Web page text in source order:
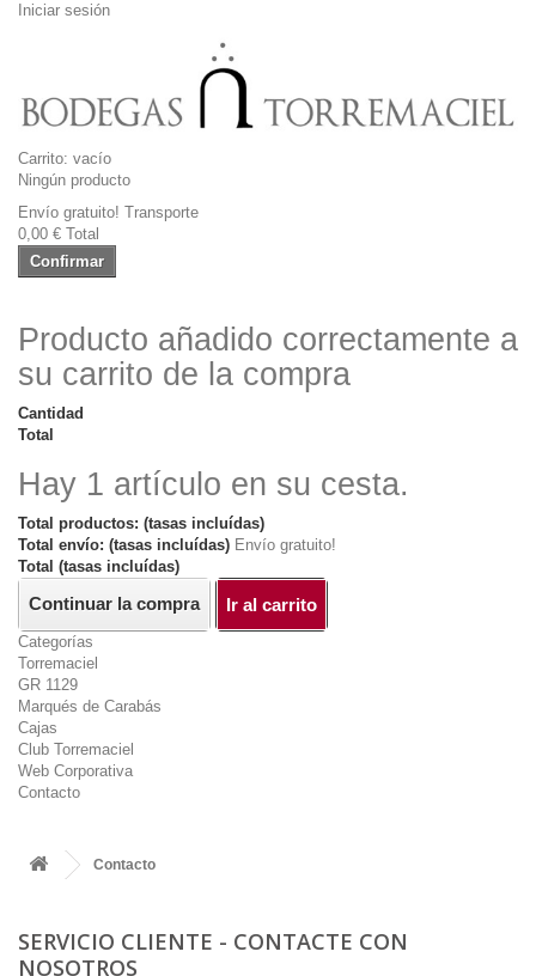
Iniciar sesión
Carrito: vacío
Ningún producto
Envío gratuito! Transporte
0,00 € Total
Confirmar
Producto añadido correctamente a
su carrito de la compra
Cantidad
Total
Hay 1 artículo en su cesta.
Total productos: (tasas incluídas)
Total envío: (tasas incluídas) Envío gratuito!
Total (tasas incluídas)
Continuar la compra Ir al carrito
Categorías
Torremaciel
GR 1129
Marqués de Carabás
Cajas
Club Torremaciel
Web Corporativa
Contacto
Contacto
SERVICIO CLIENTE - CONTACTE CON
NOSOTROS